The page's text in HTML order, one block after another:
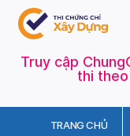
Truy cập
thi
TRANG CHỦ